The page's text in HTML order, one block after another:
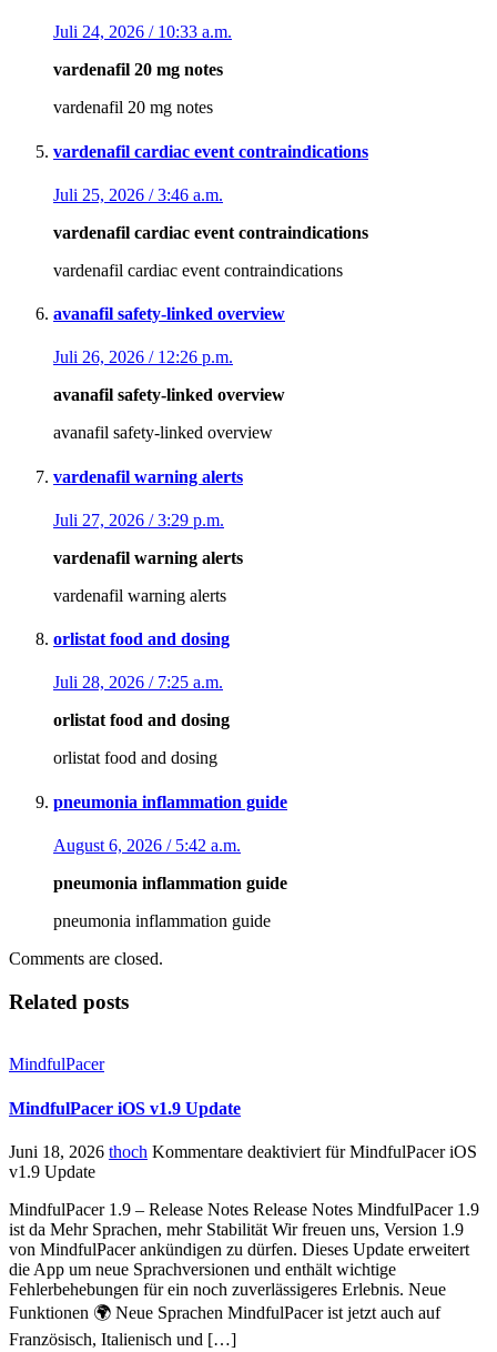
Juli 24, 2026 / 10:33 a.m.
vardenafil 20 mg notes
vardenafil 20 mg notes
vardenafil cardiac event contraindications
Juli 25, 2026 / 3:46 a.m.
vardenafil cardiac event contraindications
vardenafil cardiac event contraindications
avanafil safety‑linked overview
Juli 26, 2026 / 12:26 p.m.
avanafil safety‑linked overview
avanafil safety‑linked overview
vardenafil warning alerts
Juli 27, 2026 / 3:29 p.m.
vardenafil warning alerts
vardenafil warning alerts
orlistat food and dosing
Juli 28, 2026 / 7:25 a.m.
orlistat food and dosing
orlistat food and dosing
pneumonia inflammation guide
August 6, 2026 / 5:42 a.m.
pneumonia inflammation guide
pneumonia inflammation guide
Comments are closed.
Related posts
MindfulPacer
MindfulPacer iOS v1.9 Update
Juni 18, 2026 thoch Kommentare deaktiviert für MindfulPacer iOS
v1.9 Update
MindfulPacer 1.9 – Release Notes Release Notes MindfulPacer 1.9
ist da Mehr Sprachen, mehr Stabilität Wir freuen uns, Version 1.9
von MindfulPacer ankündigen zu dürfen. Dieses Update erweitert
die App um neue Sprachversionen und enthält wichtige
Fehlerbehebungen für ein noch zuverlässigeres Erlebnis. Neue
Funktionen 🌍 Neue Sprachen MindfulPacer ist jetzt auch auf
Französisch, Italienisch und […]